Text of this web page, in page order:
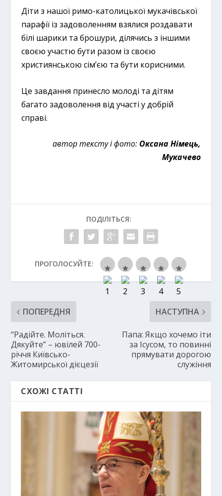
Діти з нашої римо-католицької мукачівської
парафії із задоволенням взялися роздавати
білі шарики та брошури, ділячись з іншими
своєю участю бути разом із своєю
християнською сім’єю та бути корисними.
Це завдання принесло молоді та дітям
багато задоволення від участі у добрій
справі.
автор тексту і фото: Оксана Німець,
Мукачево
ПОДІЛІТЬСЯ:
ПРОГОЛОСУЙТЕ:
ПОПЕРЕДНЯ
“Радійте. Моліться.
Дякуйте” – ювілей 700-
річчя Київсько-
Житомирської дієцезії
НАСТУПНА
Папа: Якщо хочемо іти
за Ісусом, то повинні
прямувати дорогою
служіння
СХОЖІ СТАТТІ